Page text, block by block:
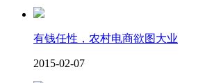
有钱任性，农村电商欲图大业
2015-02-07